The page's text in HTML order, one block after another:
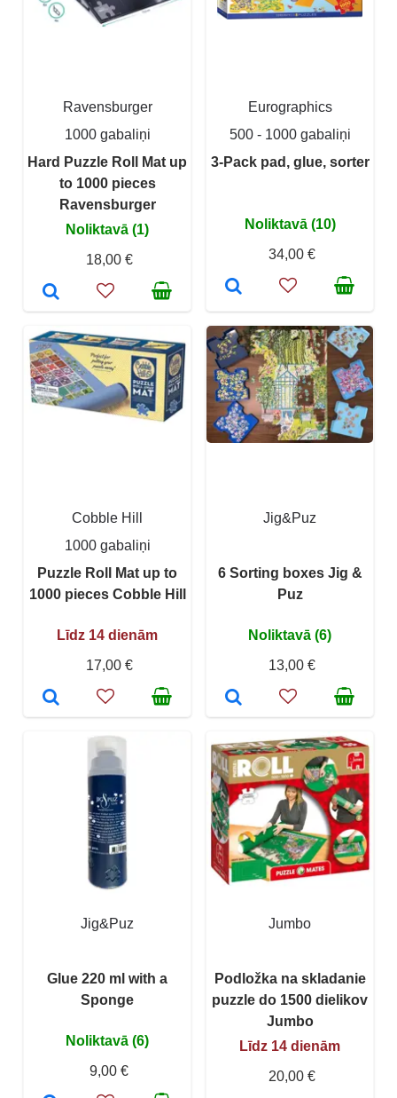
Ravensburger
1000 gabaliņi
Hard Puzzle Roll Mat up
to 1000 pieces
Ravensburger
Noliktavā (1)
18,00 €
Eurographics
500 - 1000 gabaliņi
3-Pack pad, glue, sorter
Noliktavā (10)
34,00 €
Cobble Hill
1000 gabaliņi
Puzzle Roll Mat up to
1000 pieces Cobble Hill
Līdz 14 dienām
17,00 €
Jig&Puz
6 Sorting boxes Jig &
Puz
Noliktavā (6)
13,00 €
Jig&Puz
Glue 220 ml with a
Sponge
Noliktavā (6)
9,00 €
Jumbo
Podložka na skladanie
puzzle do 1500 dielikov
Jumbo
Līdz 14 dienām
20,00 €